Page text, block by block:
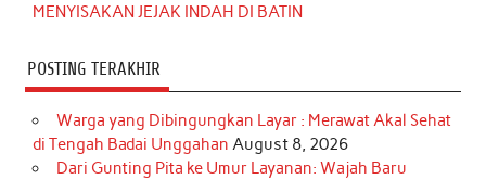
MENYISAKAN JEJAK INDAH DI BATIN
POSTING TERAKHIR
Warga yang Dibingungkan Layar : Merawat Akal Sehat
di Tengah Badai Unggahan August 8, 2026
Dari Gunting Pita ke Umur Layanan: Wajah Baru